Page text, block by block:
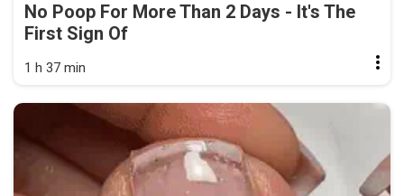
No Poop For More Than 2 Days - It's The
First Sign Of
1 h 37 min